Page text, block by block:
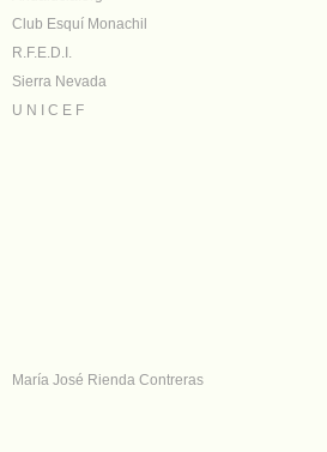
Club Esquí Monachil
R.F.E.D.I.
Sierra Nevada
U N I C E F
María José Rienda Contreras